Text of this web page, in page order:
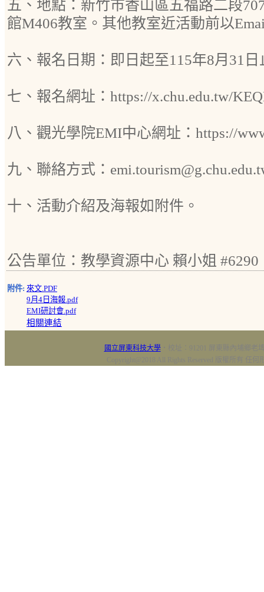
五、地點：新竹市香山區五福路二段
館M406教室。其他教室近活動前以
六、報名日期：即日起至115年8月31日
七、報名網址：https://x.chu.edu.tw/
八、觀光學院EMI中心網址：https://
九、聯絡方式：
十、活動介紹及海報如附件。
公告單位：教學資源中心 賴小姐 #6290
附件: 來文.PDF
9月4日海報.pdf
EMI研討會.pdf
相關連結
國立屏東科技大學‧校址：91201 屏東縣內埔鄉老